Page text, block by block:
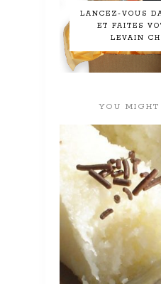
LANCEZ-VOUS
ET FAITES
LEVAIN
YOU